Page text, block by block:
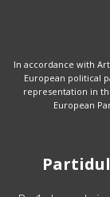
In accordance with
European political
representation in
European